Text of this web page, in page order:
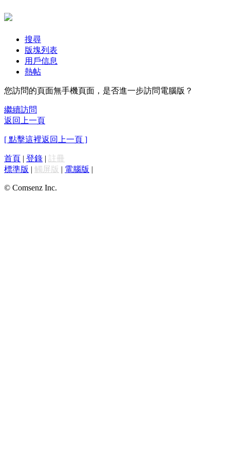
搜尋
版塊列表
用戶信息
熱帖
您訪問的頁面無手機頁面，是否進一步訪問電腦版？
繼續訪問
返回上一頁
[ 點擊這裡返回上一頁 ]
首頁 | 登錄 | 註冊
標準版 | 觸屏版 | 電腦版 |
© Comsenz Inc.